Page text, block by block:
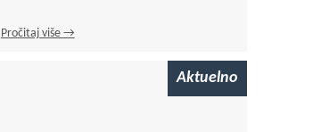
Pročitaj više →
Aktuelno